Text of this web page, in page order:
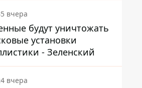
вчера
будут уничтожать
установки
- Зеленский
вчера